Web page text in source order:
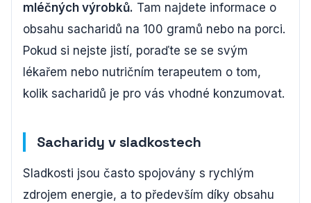
mléčných výrobků. Tam najdete informace o
obsahu sacharidů na 100 gramů nebo na porci.
Pokud si nejste jistí, poraďte se se svým
lékařem nebo nutričním terapeutem o tom,
kolik sacharidů je pro vás vhodné konzumovat.
Sacharidy v sladkostech
Sladkosti jsou často spojovány s rychlým
zdrojem energie, a to především díky obsahu